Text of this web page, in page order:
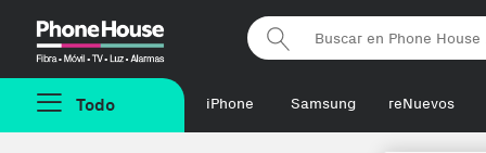
Phonehouse
Todo iPhone Samsung reNuevos